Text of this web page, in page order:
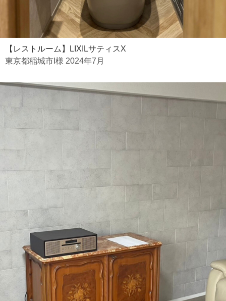
【レストルーム】LIXILサティスX
東京都稲城市I様 2024年7月